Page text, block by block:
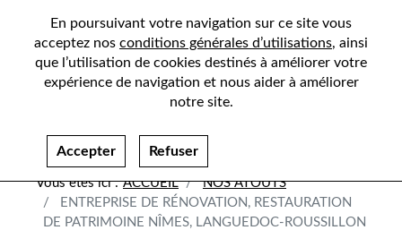
En poursuivant votre navigation sur ce site vous
acceptez nos conditions générales d’utilisations, ainsi
que l’utilisation de cookies destinés à améliorer votre
expérience de navigation et nous aider à améliorer
notre site.
Accepter Refuser
ACCUEIL
NOS ATOUTS
ENTREPRISE DE RÉNOVATION, RESTAURATION
DE PATRIMOINE NÎMES, LANGUEDOC-ROUSSILLON